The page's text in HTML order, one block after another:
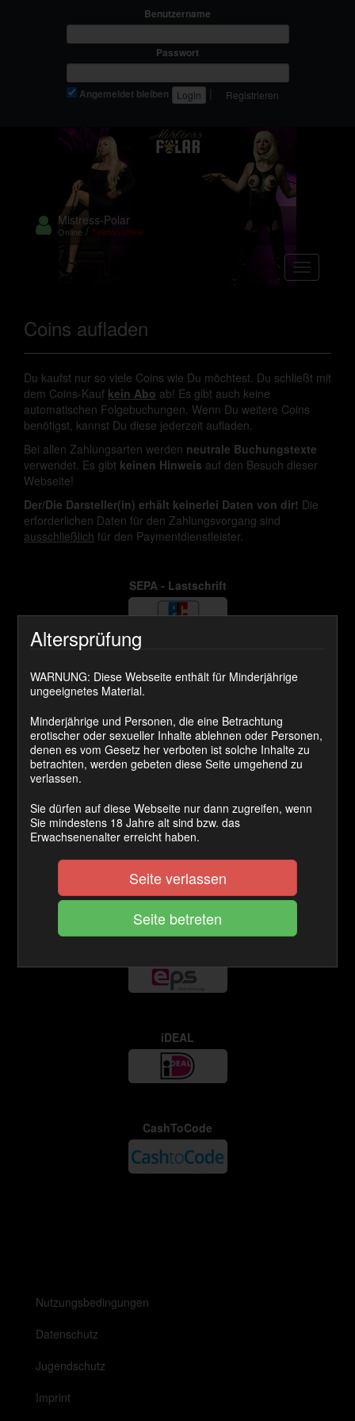
Benutzername
Passwort
Angemeldet bleiben Registrieren
Mistress-Polar
Online /Telefon offline
Coins aufladen
Du kaufst nur so viele Coins wie Du möchtest. Du schließt mit
dem Coins-Kauf kein Abo ab! Es gibt auch keine
automatischen Folgebuchungen. Wenn Du weitere Coins
benötigst, kannst Du diese jederzeit aufladen.
Bei allen Zahlungsarten werden neutrale Buchungstexte
verwendet. Es gibt keinen Hinweis auf den Besuch dieser
Webseite!
Der/Die Darsteller(in) erhält keinerlei Daten von dir! Die
erforderlichen Daten für den Zahlungsvorgang sind
ausschließlich für den Paymentdienstleister.
SEPA - Lastschrift
SOFORT ÜBERWEISEN
VISA / MASTERCARD
GiroPay
iDEAL
CashToCode
Nutzungsbedingungen
Datenschutz
Jugendschutz
Imprint
Altersprüfung
WARNUNG: Diese Webseite enthält für Minderjährige
ungeeignetes Material.
Minderjährige und Personen, die eine Betrachtung
erotischer oder sexueller Inhalte ablehnen oder Personen,
denen es vom Gesetz her verboten ist solche Inhalte zu
betrachten, werden gebeten diese Seite umgehend zu
verlassen.
Sie dürfen auf diese Webseite nur dann zugreifen, wenn
Sie mindestens 18 Jahre alt sind bzw. das
Erwachsenenalter erreicht haben.
Seite verlassen